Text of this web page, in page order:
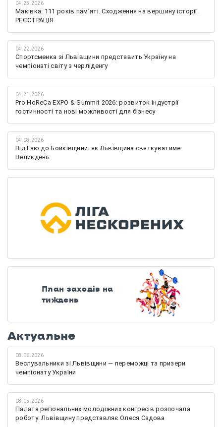
04.25.2026
Маківка: 111 років пам’яті. Сходження на вершину історії.
РЕЄСТРАЦІЯ
04.22.2026
Спортсменка зі Львівщини представить Україну на
чемпіонаті світу з черліденгу
04.21.2026
Pro HoReCa EXPO & Summit 2026: розвиток індустрії
гостинності та нові можливості для бізнесу
04.08.2026
Від Гаю до Бойківщини: як Львівщина святкуватиме
Великдень
План заходів на
тиждень
Актуальне
08.06.2026
Веслувальники зі Львівщини — переможці та призери
чемпіонату України
08.05.2026
Палата регіональних молодіжних конгресів розпочала
роботу: Львівщину представляє Олеся Садова